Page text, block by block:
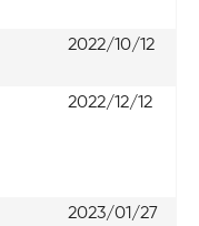
2022/10/12
2022/12/12
2023/01/27